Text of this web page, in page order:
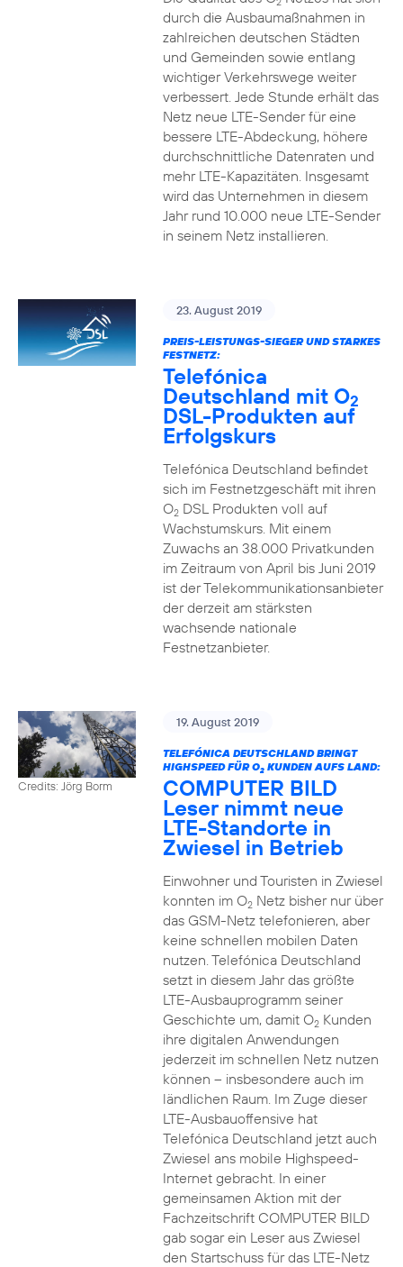
durch die Ausbaumaßnahmen in
zahlreichen deutschen Städten
und Gemeinden sowie entlang
wichtiger Verkehrswege weiter
verbessert. Jede Stunde erhält das
Netz neue LTE-Sender für eine
bessere LTE-Abdeckung, höhere
durchschnittliche Datenraten und
mehr LTE-Kapazitäten. Insgesamt
wird das Unternehmen in diesem
Jahr rund 10.000 neue LTE-Sender
in seinem Netz installieren.
23. August 2019
PREIS-LEISTUNGS-SIEGER UND STARKES
FESTNETZ:
Telefónica
Deutschland mit O2
DSL-Produkten auf
Erfolgskurs
Telefónica Deutschland befindet
sich im Festnetzgeschäft mit ihren
O2DSL Produkten voll auf
Wachstumskurs. Mit einem
Zuwachs an 38.000 Privatkunden
im Zeitraum von April bis Juni 2019
ist der Telekommunikationsanbieter
der derzeit am stärksten
wachsende nationale
Festnetzanbieter.
Credits: Jörg Borm
19. August 2019
TELEFÓNICA DEUTSCHLAND BRINGT
HIGHSPEED FÜR O2KUNDEN AUFS LAND:
COMPUTER BILD
Leser nimmt neue
LTE-Standorte in
Zwiesel in Betrieb
Einwohner und Touristen in Zwiesel
konnten im O2Netz bisher nur über
das GSM-Netz telefonieren, aber
keine schnellen mobilen Daten
nutzen. Telefónica Deutschland
setzt in diesem Jahr das größte
LTE-Ausbauprogramm seiner
Geschichte um, damit O2Kunden
ihre digitalen Anwendungen
jederzeit im schnellen Netz nutzen
können – insbesondere auch im
ländlichen Raum. Im Zuge dieser
LTE-Ausbauoffensive hat
Telefónica Deutschland jetzt auch
Zwiesel ans mobile Highspeed-
Internet gebracht. In einer
gemeinsamen Aktion mit der
Fachzeitschrift COMPUTER BILD
gab sogar ein Leser aus Zwiesel
den Startschuss für das LTE-Netz